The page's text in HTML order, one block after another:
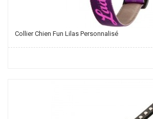
Collier Chien Fun Lilas Personnalisé